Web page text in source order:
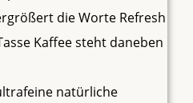
natürliche